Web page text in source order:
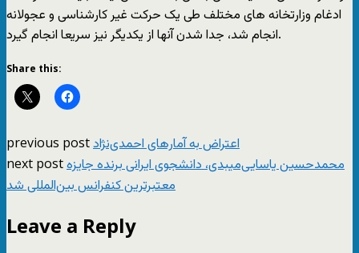
ادغام وزارتخانه های مختلف طی یک حرکت غیر کارشناسی و عجولانه
انجام شد، جدا شدن آنها از یکدیگر نیز سریعا انجام گیرد.
Share this:
previous postاعتراض به آمارهای احمدی‌نژاد
next postمحمدحسین یاسایی‌میبدی، دانشجوی ایرانی برنده جایزه
معتبرترین کنفرانس بین‌المللی شد
Leave a Reply